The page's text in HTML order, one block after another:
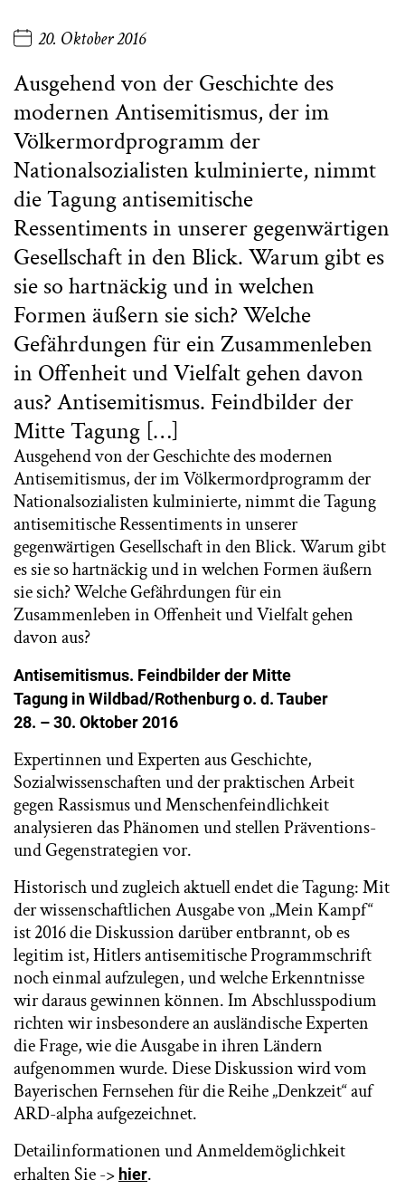
20. Oktober 2016
Ausgehend von der Geschichte des
modernen Antisemitismus, der im
Völkermordprogramm der
Nationalsozialisten kulminierte, nimmt
die Tagung antisemitische
Ressentiments in unserer gegenwärtigen
Gesellschaft in den Blick. Warum gibt es
sie so hartnäckig und in welchen
Formen äußern sie sich? Welche
Gefährdungen für ein Zusammenleben
in Offenheit und Vielfalt gehen davon
aus? Antisemitismus. Feindbilder der
Mitte Tagung […]
Ausgehend von der Geschichte des modernen
Antisemitismus, der im Völkermordprogramm der
Nationalsozialisten kulminierte, nimmt die Tagung
antisemitische Ressentiments in unserer
gegenwärtigen Gesellschaft in den Blick. Warum gibt
es sie so hartnäckig und in welchen Formen äußern
sie sich? Welche Gefährdungen für ein
Zusammenleben in Offenheit und Vielfalt gehen
davon aus?
Antisemitismus. Feindbilder der Mitte
Tagung in Wildbad/Rothenburg o. d. Tauber
28. – 30. Oktober 2016
Expertinnen und Experten aus Geschichte,
Sozialwissenschaften und der praktischen Arbeit
gegen Rassismus und Menschenfeindlichkeit
analysieren das Phänomen und stellen Präventions-
und Gegenstrategien vor.
Historisch und zugleich aktuell endet die Tagung: Mit
der wissenschaftlichen Ausgabe von „Mein Kampf“
ist 2016 die Diskussion darüber entbrannt, ob es
legitim ist, Hitlers antisemitische Programmschrift
noch einmal aufzulegen, und welche Erkenntnisse
wir daraus gewinnen können. Im Abschlusspodium
richten wir insbesondere an ausländische Experten
die Frage, wie die Ausgabe in ihren Ländern
aufgenommen wurde. Diese Diskussion wird vom
Bayerischen Fernsehen für die Reihe „Denkzeit“ auf
ARD-alpha aufgezeichnet.
Detailinformationen und Anmeldemöglichkeit
erhalten Sie -> hier.